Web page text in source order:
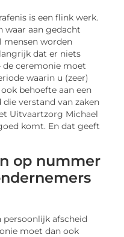
is een flink werk.
waar aan gedacht
mensen worden
dat er niets
ceremonie moet
waarin u (zeer)
behoefte aan een
verstand van zaken
Uitvaartzorg Michael
komt. En dat geeft
op nummer
persoonlijk afscheid
moet dan ook